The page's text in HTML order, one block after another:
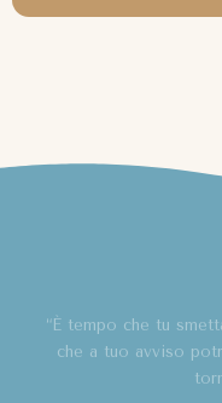
“È tempo che tu
che a tuo avviso